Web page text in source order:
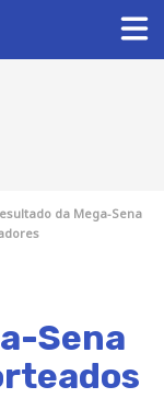
da Mega-Sena
Sena